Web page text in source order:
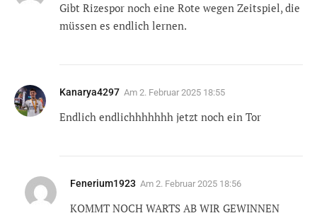
Gibt Rizespor noch eine Rote wegen Zeitspiel, die
müssen es endlich lernen.
Kanarya4297 Am 2. Februar 2025 18:55
Endlich endlichhhhhhh jetzt noch ein Tor
Fenerium1923 Am 2. Februar 2025 18:56
KOMMT NOCH WARTS AB WIR GEWINNEN